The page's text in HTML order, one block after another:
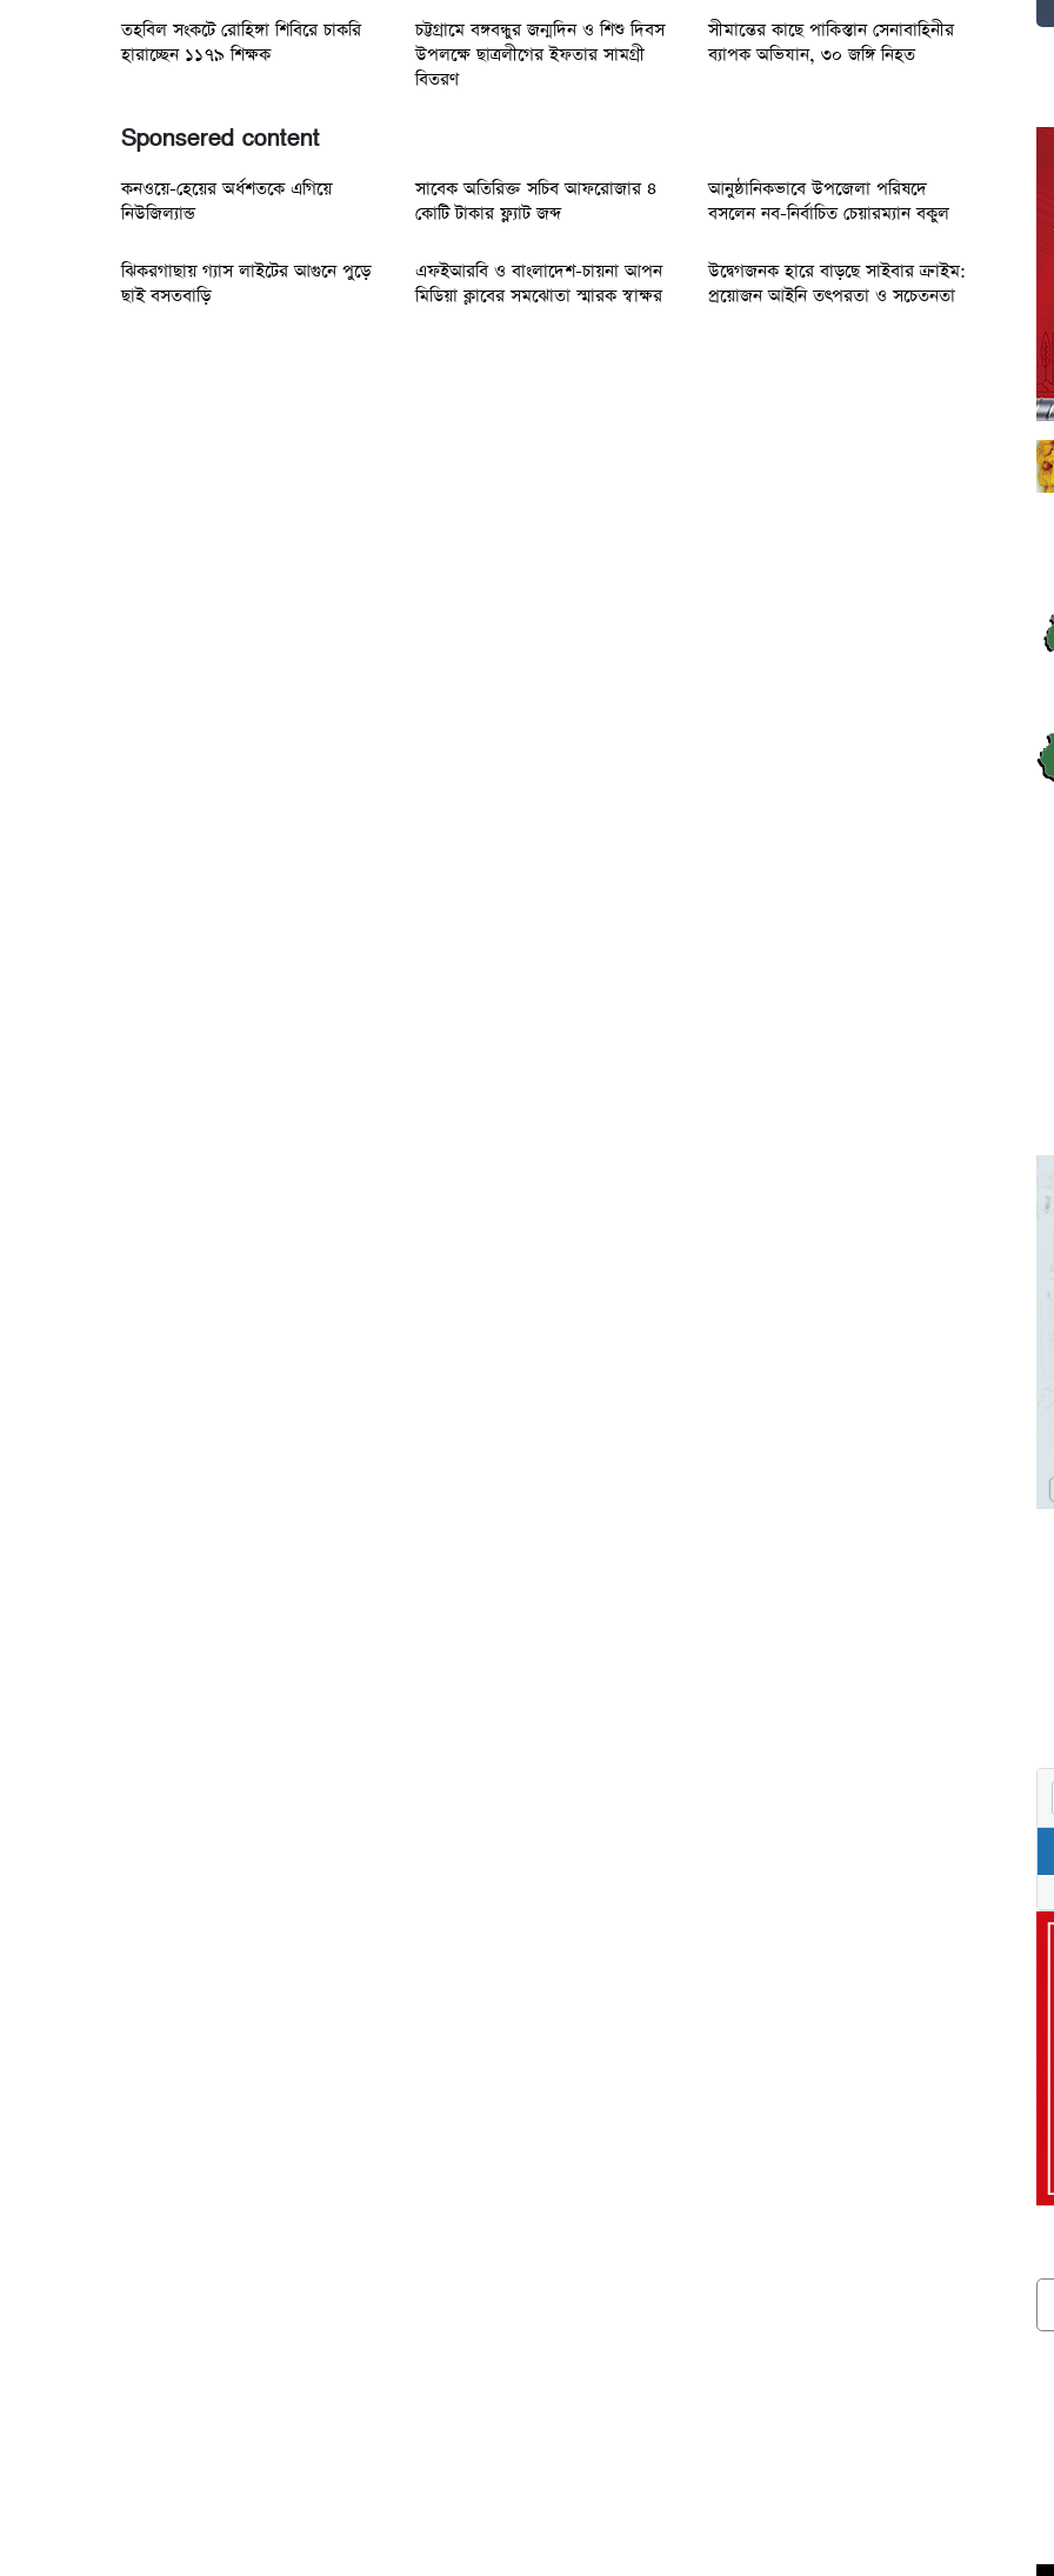
তহবিল সংকটে রোহিঙ্গা শিবিরে চাকরি
হারাচ্ছেন ১১৭৯ শিক্ষক
চট্টগ্রামে বঙ্গবন্ধুর জন্মদিন ও শিশু দিবস
উপলক্ষে ছাত্রলীগের ইফতার সামগ্রী
বিতরণ
সীমান্তের কাছে পাকিস্তান সেনাবাহিনীর
ব্যাপক অভিযান, ৩০ জঙ্গি নিহত
Sponsered content
কনওয়ে-হেয়ের অর্ধশতকে এগিয়ে
নিউজিল্যান্ড
সাবেক অতিরিক্ত সচিব আফরোজার ‎৪
কোটি টাকার ফ্ল্যাট জব্দ
আনুষ্ঠানিকভাবে উপজেলা পরিষদে
বসলেন নব-নির্বাচিত চেয়ারম্যান বকুল
ঝিকরগাছায় গ্যাস লাইটের আগুনে পুড়ে
ছাই বসতবাড়ি
এফইআরবি ও বাংলাদেশ-চায়না আপন
মিডিয়া ক্লাবের সমঝোতা স্মারক স্বাক্ষর
উদ্বেগজনক হারে বাড়ছে সাইবার ক্রাইম:
প্রয়োজন আইনি তৎপরতা ও সচেতনতা